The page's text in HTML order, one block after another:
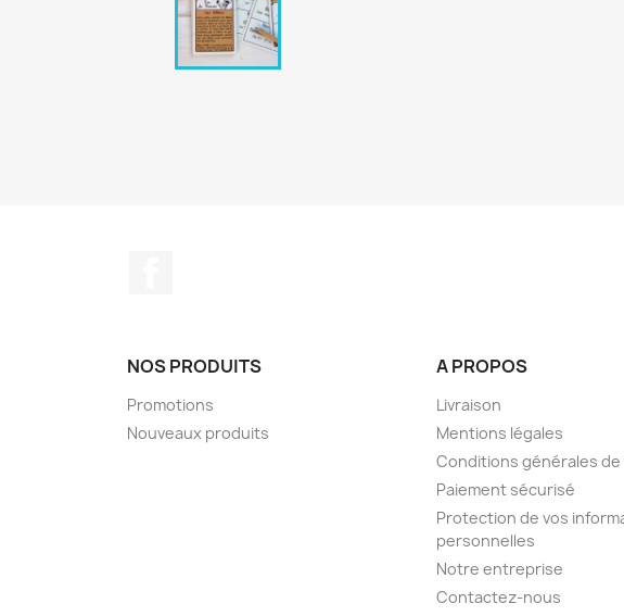
NOS PRODUITS
Promotions
Nouveaux produits
A PROPOS
Livraison
Mentions légales
Conditions générales
Paiement sécurisé
Protection de vos
personnelles
Notre entreprise
Contactez-nous